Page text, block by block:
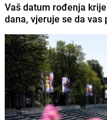
Vaš datum rođenja
dana, vjeruje se da vas